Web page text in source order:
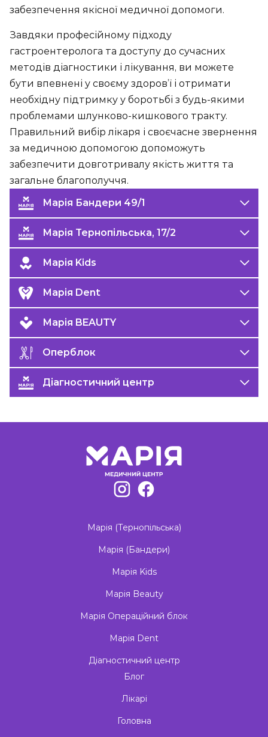
Марія Бандери 49/1
Марія Тернопільська, 17/2
Марія Kids
Марія Dent
Марія BEAUTY
Оперблок
Діагностичний центр
забезпечення якісної медичної допомоги.
Завдяки професійному підходу
гастроентеролога та доступу до сучасних
методів діагностики і лікування, ви можете
бути впевнені у своєму здоров’ї і отримати
необхідну підтримку у боротьбі з будь-якими
проблемами шлунково-кишкового тракту.
Правильний вибір лікаря і своєчасне звернення
за медичною допомогою допоможуть
забезпечити довготривалу якість життя та
загальне благополуччя.
Марія (Тернопільська)
Марія (Бандери)
Марія Kids
Марія Beauty
Марія Операційний блок
Марія Dent
Діагностичний центр
Блог
Лікарі
Головна